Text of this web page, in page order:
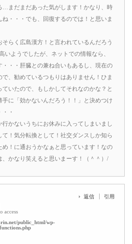
まだまだあった気がします！かなり、時
・・・でも、回復するのでは！と思いま
らく広島漢方！と言われているんだろう
いようでしたが、ネットでの情報なら、
・・肝臓との兼ね合いもあるし、現在の
、勧めているつもりはありません！ひま
いたので、もしかしてそれなのかな？と
に「効かないんだろう！！」と決めつけ
・
かないうちにお休みに入ってしまいまし
！気分転換として！社交ダンスしか知ら
め！に通おうかなぁと思っています！なの
かなり笑えると思いまーす！（＾＾）/
access
public_html/wp-
返信 引用